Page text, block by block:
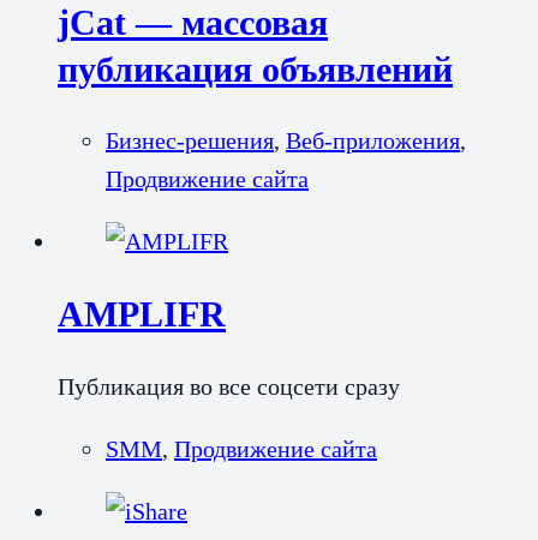
jCat — массовая
публикация объявлений
Бизнес-решения, Веб-приложения,
Продвижение сайта
AMPLIFR
Публикация во все соцсети сразу
SMM, Продвижение сайта